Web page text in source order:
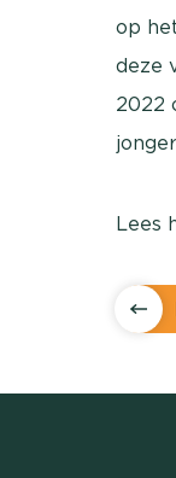
op
deze
2022
Lees